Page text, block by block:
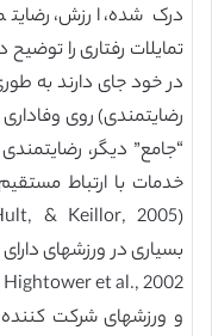
درک شده، ارزش،
تمایلات رفتاری را
در خود جای دارند به
رضایتمندی) روی
“جامع” دیگر،
خدمات با ارتباط